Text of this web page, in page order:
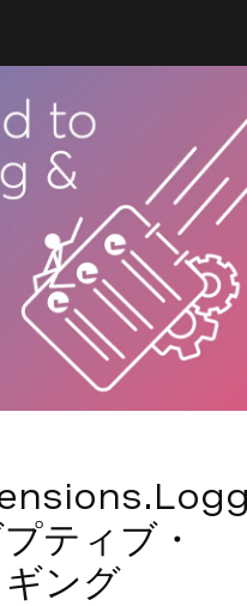
ティブ・
ング